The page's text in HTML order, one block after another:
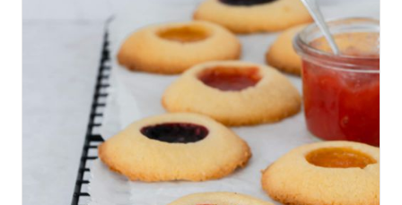
AANMELDEN
RECEPTEN
WEEKMENU'S
KOOKBOEKEN